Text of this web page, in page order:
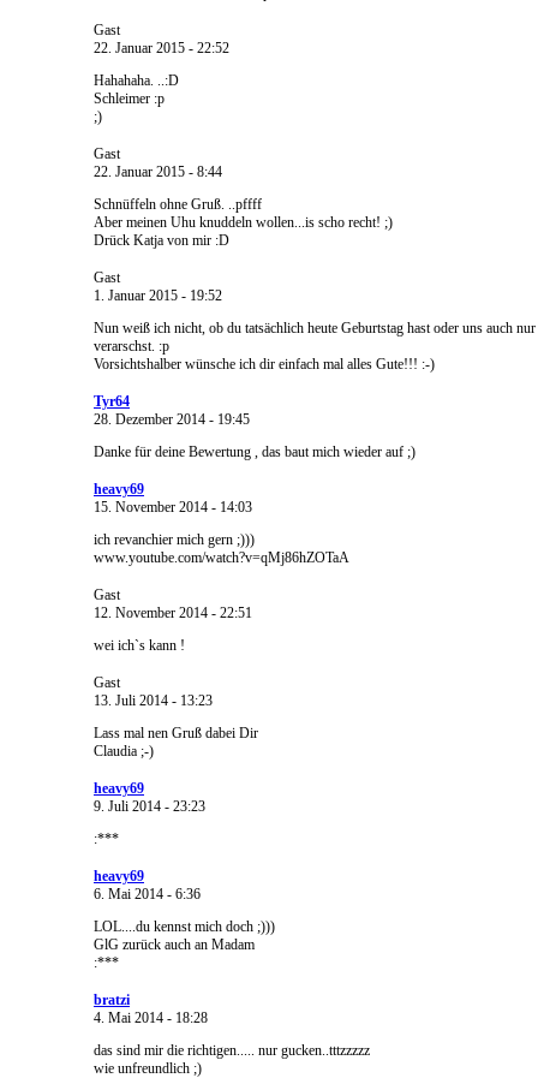
Gast
22. Januar 2015 - 22:52
Hahahaha. ..:D
Schleimer :p
;)
Gast
22. Januar 2015 - 8:44
Schnüffeln ohne Gruß. ..pffff
Aber meinen Uhu knuddeln wollen...is scho recht! ;)
Drück Katja von mir :D
Gast
1. Januar 2015 - 19:52
Nun weiß ich nicht, ob du tatsächlich heute Geburtstag hast oder uns auch nur
verarschst. :p
Vorsichtshalber wünsche ich dir einfach mal alles Gute!!! :-)
Tyr64
28. Dezember 2014 - 19:45
Danke für deine Bewertung , das baut mich wieder auf ;)
heavy69
15. November 2014 - 14:03
ich revanchier mich gern ;)))
www.youtube.com/watch?v=qMj86hZOTaA
Gast
12. November 2014 - 22:51
wei ich`s kann !
Gast
13. Juli 2014 - 13:23
Lass mal nen Gruß dabei Dir
Claudia ;-)
heavy69
9. Juli 2014 - 23:23
:***
heavy69
6. Mai 2014 - 6:36
LOL....du kennst mich doch ;)))
GlG zurück auch an Madam
:***
bratzi
4. Mai 2014 - 18:28
das sind mir die richtigen..... nur gucken..tttzzzzz
wie unfreundlich ;)